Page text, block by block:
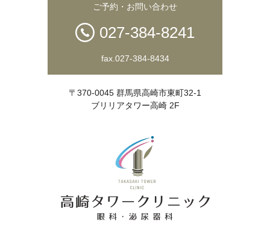
ご予約・お問い合わせ
027-384-8241
fax.027-384-8434
〒370-0045 群馬県高崎市東町32-1
ブリリアタワー高崎 2F